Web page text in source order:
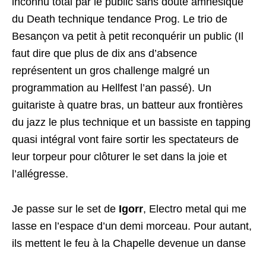
du Death technique tendance Prog. Le trio de
Besançon va petit à petit reconquérir un public (Il
faut dire que plus de dix ans d’absence
représentent un gros challenge malgré un
programmation au Hellfest l’an passé). Un
guitariste à quatre bras, un batteur aux frontières
du jazz le plus technique et un bassiste en tapping
quasi intégral vont faire sortir les spectateurs de
leur torpeur pour clôturer le set dans la joie et
l’allégresse.
Je passe sur le set de Igorr, Electro metal qui me
lasse en l’espace d’un demi morceau. Pour autant,
ils mettent le feu à la Chapelle devenue un danse